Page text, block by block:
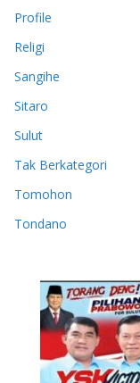
Profile
Religi
Sangihe
Sitaro
Sulut
Tak Berkategori
Tomohon
Tondano